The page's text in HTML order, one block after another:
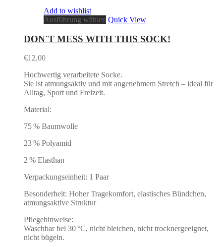
Add to wishlist
Ausführung wählen Quick View
DON´T MESS WITH THIS SOCK!
€12,00
Hochwertig verarbeitete Socke.
Sie ist atmungsaktiv und mit angenehmem Stretch – ideal für
Alltag, Sport und Freizeit.
Material:
75 % Baumwolle
23 % Polyamid
2 % Elasthan
Verpackungseinheit: 1 Paar
Besonderheit: Hoher Tragekomfort, elastisches Bündchen,
atmungsaktive Struktur
Pflegehinweise:
Waschbar bei 30 °C, nicht bleichen, nicht trocknergeeignet,
nicht bügeln.